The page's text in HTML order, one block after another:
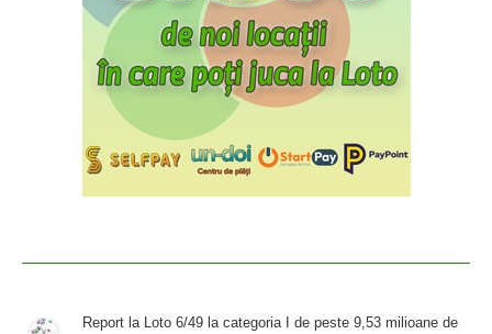
Report la Loto 6/49 la categoria I de peste 9,53 milioane de